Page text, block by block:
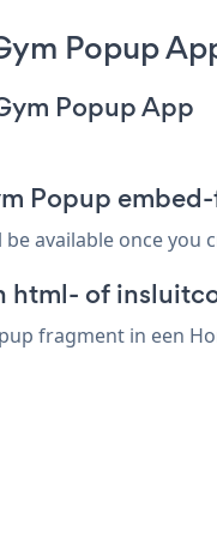
Popup
Popup App
Popup
available once you
html- of
fragment in een